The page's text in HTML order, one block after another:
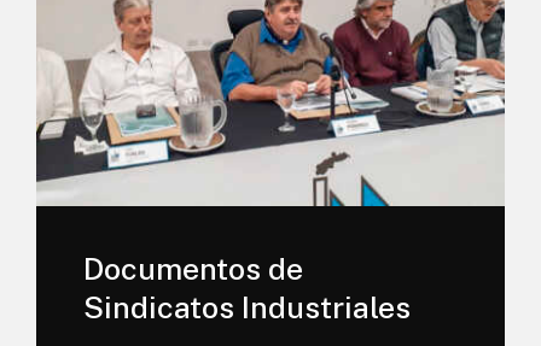
Documentos de
Sindicatos Industriales